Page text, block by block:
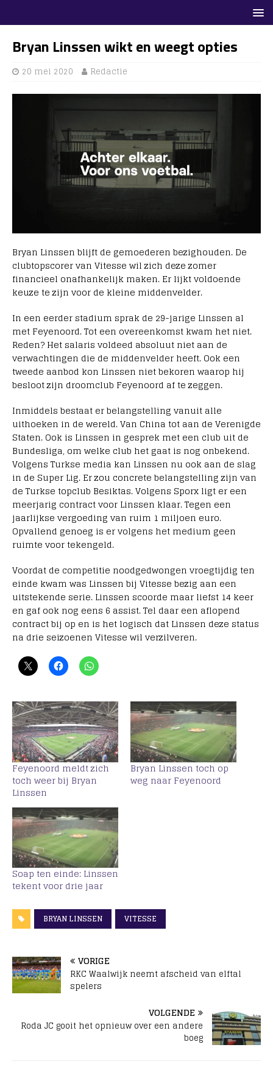
Bryan Linssen wikt en weegt opties
20 mei 2020 Redactie
Bryan Linssen blijft de gemoederen bezighouden. De
clubtopscorer van Vitesse wil zich deze zomer
financieel onafhankelijk maken. Er lijkt voldoende
keuze te zijn voor de kleine middenvelder.
In een eerder stadium sprak de 29-jarige Linssen al
met Feyenoord. Tot een overeenkomst kwam het niet.
Reden? Het salaris voldeed absoluut niet aan de
verwachtingen die de middenvelder heeft. Ook een
tweede aanbod kon Linssen niet bekoren waarop hij
besloot zijn droomclub Feyenoord af te zeggen.
Inmiddels bestaat er belangstelling vanuit alle
uithoeken in de wereld. Van China tot aan de Verenigde
Staten. Ook is Linssen in gesprek met een club uit de
Bundesliga, om welke club het gaat is nog onbekend.
Volgens Turkse media kan Linssen nu ook aan de slag
in de Super Lig. Er zou concrete belangstelling zijn van
de Turkse topclub Besiktas. Volgens Sporx ligt er een
meerjarig contract voor Linssen klaar. Tegen een
jaarlijkse vergoeding van ruim 1 miljoen euro.
Opvallend genoeg is er volgens het medium geen
ruimte voor tekengeld.
Voordat de competitie noodgedwongen vroegtijdig ten
einde kwam was Linssen bij Vitesse bezig aan een
uitstekende serie. Linssen scoorde maar liefst 14 keer
en gaf ook nog eens 6 assist. Tel daar een aflopend
contract bij op en is het logisch dat Linssen deze status
na drie seizoenen Vitesse wil verzilveren.
Feyenoord meldt zich
toch weer bij Bryan
Linssen
Bryan Linssen toch op
weg naar Feyenoord
Soap ten einde: Linssen
tekent voor drie jaar
BRYAN LINSSEN VITESSE
VORIGE
RKC Waalwijk neemt afscheid van elftal
spelers
VOLGENDE
Roda JC gooit het opnieuw over een andere
boeg